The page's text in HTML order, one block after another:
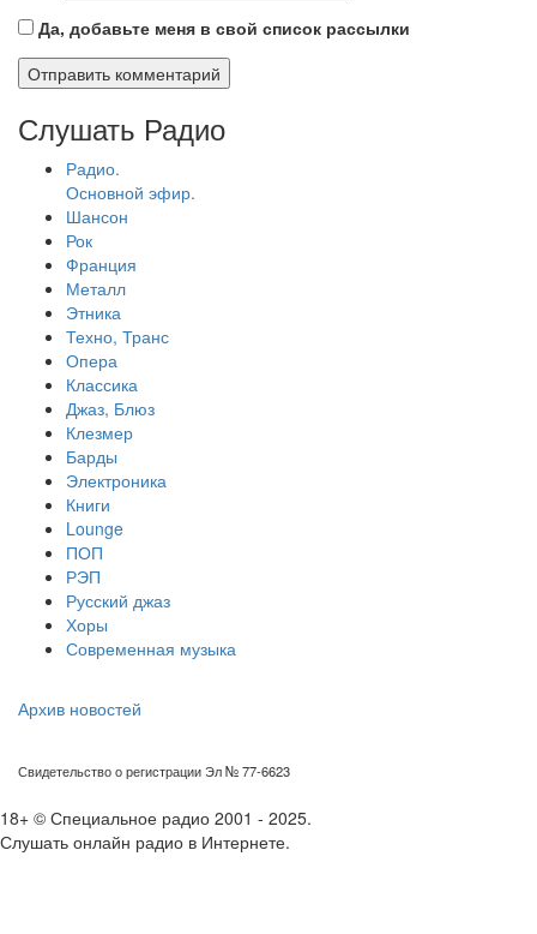
Да, добавьте меня в свой список рассылки
Слушать Радио
Радио.
Основной эфир.
Шансон
Рок
Франция
Металл
Этника
Техно, Транс
Опера
Классика
Джаз, Блюз
Клезмер
Барды
Электроника
Книги
Lounge
ПОП
РЭП
Русский джаз
Хоры
Современная музыка
Архив новостей
Свидетельство о регистрации Эл № 77-6623
18+ © Специальное радио 2001 - 2025.
Слушать онлайн радио в Интернете.